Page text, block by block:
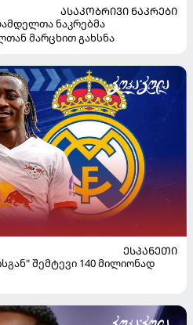
ᲐᲡᲐᲙᲝᲑᲠᲘᲕᲘ ᲜᲐᲙᲠᲔᲑᲘ
ნაკრებმა
მარცხით გახსნა
ᲔᲡᲞᲐᲜᲔᲗᲘ
შემტევი 140 მილიონად